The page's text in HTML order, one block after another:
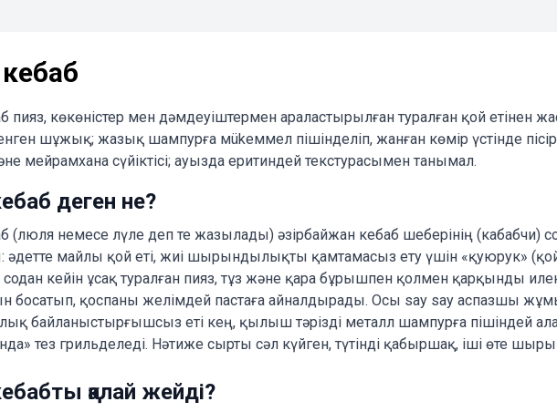
пияз, көкөністер мен дәмдеуіштермен араластырылған туралған қой етінен
шұжық; жазық шампурға мükеммел пішінделіп, жанған көмір үстінде
мейрамхана сүйіктісі; ауызда еритиндей текстурасымен танымал.
деген не?
(люля немесе лүле деп те жазылады) әзірбайжан кебаб шеберінің (кабабчи)
әдетте майлы қой еті, жиі шырындылықты қамтамасыз ету үшін «қуюрук»
кейін ұсақ туралған пияз, тұз және қара бұрышпен қолмен қарқынды
босатып, қоспаны желімдей пастаға айналдырады. Осы say say аспазшы
байланыстырғышсыз еті кең, қылыш тәрізді металл шампурға пішіндей
тез грильделеді. Нәтиже сырты сәл күйген, түтінді қабыршақ, іші өте
қалай жейді?